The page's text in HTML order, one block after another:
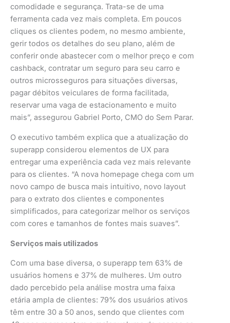
comodidade e segurança. Trata-se de uma
ferramenta cada vez mais completa. Em poucos
cliques os clientes podem, no mesmo ambiente,
gerir todos os detalhes do seu plano, além de
conferir onde abastecer com o melhor preço e com
cashback, contratar um seguro para seu carro e
outros microsseguros para situações diversas,
pagar débitos veiculares de forma facilitada,
reservar uma vaga de estacionamento e muito
mais”, assegurou Gabriel Porto, CMO do Sem Parar.
O executivo também explica que a atualização do
superapp considerou elementos de UX para
entregar uma experiência cada vez mais relevante
para os clientes. “A nova homepage chega com um
novo campo de busca mais intuitivo, novo layout
para o extrato dos clientes e componentes
simplificados, para categorizar melhor os serviços
com cores e tamanhos de fontes mais suaves”.
Serviços mais utilizados
Com uma base diversa, o superapp tem 63% de
usuários homens e 37% de mulheres. Um outro
dado percebido pela análise mostra uma faixa
etária ampla de clientes: 79% dos usuários ativos
têm entre 30 a 50 anos, sendo que clientes com